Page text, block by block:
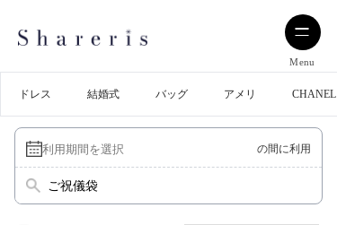
Menu
ドレス 結婚式 バッグ アメリ CHANEL
の間に利用
ご祝儀袋